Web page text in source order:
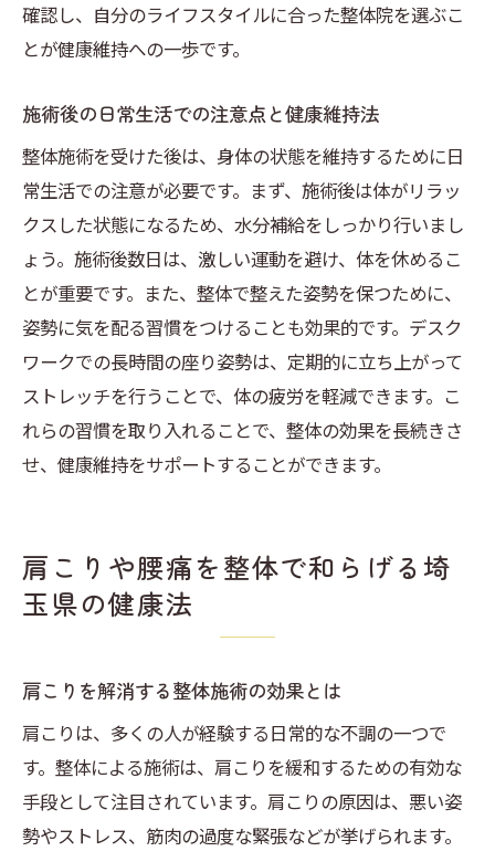
確認し、自分のライフスタイルに合った整体院を選ぶこ
とが健康維持への一歩です。
施術後の日常生活での注意点と健康維持法
整体施術を受けた後は、身体の状態を維持するために日
常生活での注意が必要です。まず、施術後は体がリラッ
クスした状態になるため、水分補給をしっかり行いまし
ょう。施術後数日は、激しい運動を避け、体を休めるこ
とが重要です。また、整体で整えた姿勢を保つために、
姿勢に気を配る習慣をつけることも効果的です。デスク
ワークでの長時間の座り姿勢は、定期的に立ち上がって
ストレッチを行うことで、体の疲労を軽減できます。こ
れらの習慣を取り入れることで、整体の効果を長続きさ
せ、健康維持をサポートすることができます。
肩こりや腰痛を整体で和らげる埼
玉県の健康法
肩こりを解消する整体施術の効果とは
肩こりは、多くの人が経験する日常的な不調の一つで
す。整体による施術は、肩こりを緩和するための有効な
手段として注目されています。肩こりの原因は、悪い姿
勢やストレス、筋肉の過度な緊張などが挙げられます。